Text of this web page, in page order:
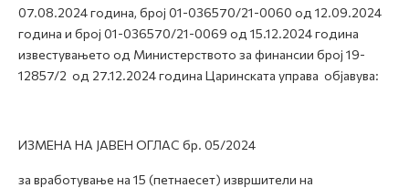
07.08.2024 година, број 01-036570/21-0060 од 12.09.2024
година и број 01-036570/21-0069 од 15.12.2024 година
известувањето од Министерството за финансии број 19-
12857/2 од 27.12.2024 година Царинската управа објавува:
ИЗМЕНА НА ЈАВЕН ОГЛАС бр. 05/2024
за вработување на 15 (петнаесет) извршители на